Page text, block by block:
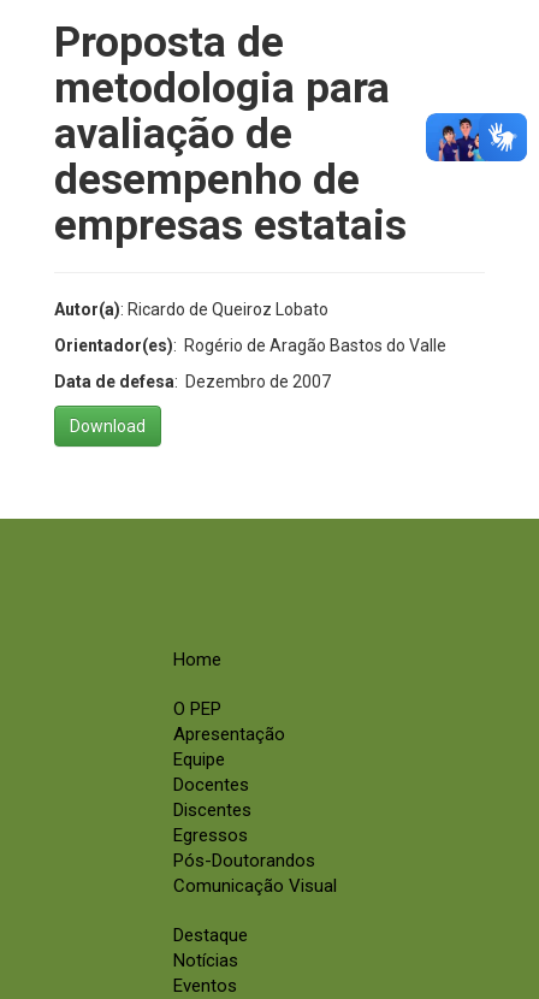
Proposta de
metodologia para
avaliação de
desempenho de
empresas estatais
Autor(a): Ricardo de Queiroz Lobato
Orientador(es): Rogério de Aragão Bastos do Valle
Data de defesa: Dezembro de 2007
Download
Home
O PEP
Apresentação
Equipe
Docentes
Discentes
Egressos
Pós-Doutorandos
Comunicação Visual
Destaque
Notícias
Eventos